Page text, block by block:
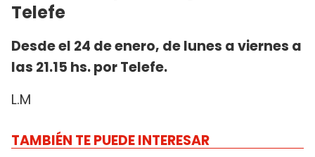
Telefe
Desde el 24 de enero, de lunes a viernes a
las 21.15 hs. por Telefe.
L.M
TAMBIÉN TE PUEDE INTERESAR